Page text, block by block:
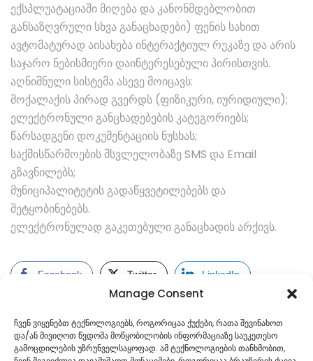
Manage Consent
ჩვენ ვიყენებთ ტექნოლოგიებს, როგორიცაა ქუქები, რათა შევინახოთ
და/ან მივიღოთ წვდომა მოწყობილობის ინფორმაციაზე საუკეთესო
გამოცდილების უზრუნველსაყოფად. ამ ტექნოლოგიების თანხმობით,
ექსპლუატაციაში მიღება და კანონმდებლობით
განსაზღვრული სხვა განაცხადები) ფენის სახით
ავტომატურად აისახება ინტერაქტიულ რუკაზე და არის
საჯარო ნებისმიერი დაინტერესებული პირისთვის.
აღნიშნული სისტემა ასევე მოიცავს:
მოქალაქის პირად გვერდს (ფიზიკური, იურიდიული);
ელექტრონული განცხადებების კატეგორიებს;
წარსადგენი დოკუმენტაციის ნუსხას;
საქმისწარმოების მსვლელობაზე SMS და Email
გზავნილებს;
მუნიციპალიტეტის გადაწყვეტილებებს და
შეტყობინებებს.
ელექტრონულად გაკეთებული განაცხადის არქივს.
Facebook Twitter LinkedIn